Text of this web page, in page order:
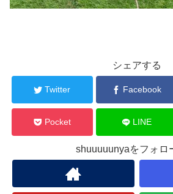
シェアする
Twitter Facebook
Pocket LINE
shuuuuunyaをフォロ